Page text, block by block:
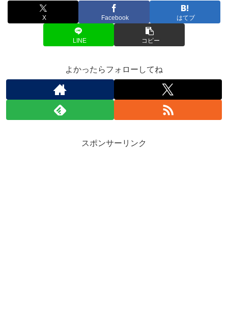
X Facebook はてブ
LINE コピー
よかったらフォローしてね
スポンサーリンク